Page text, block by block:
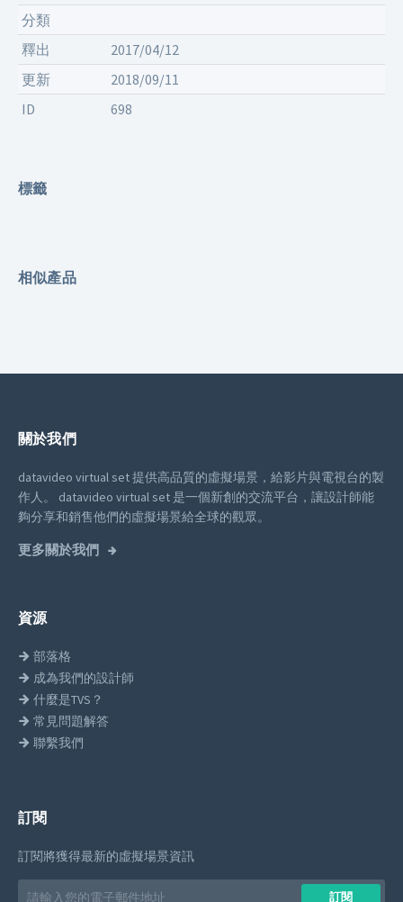
分類
釋出
2017/04/12
更新
2018/09/11
ID
698
標籤
相似產品
關於我們
datavideo virtual set 提供高品質的虛擬場景，給影片與電視台的製
作人。
datavideo virtual set 是一個新創的交流平台，讓設計師能
夠分享和銷售他們的虛擬場景給全球的觀眾。
更多關於我們
資源
部落格
成為我們的設計師
什麼是TVS？
常見問題解答
聯繫我們
訂閱
訂閱將獲得最新的虛擬場景資訊
Email
訂閱